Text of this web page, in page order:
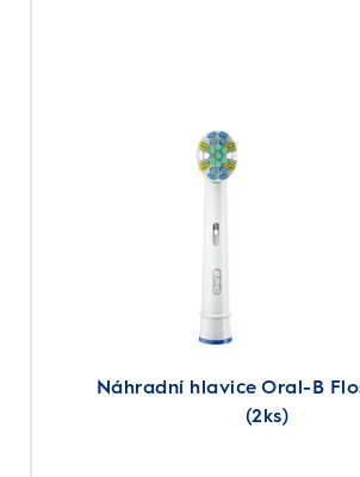
Náhradní hlavice Oral-B
(2ks)